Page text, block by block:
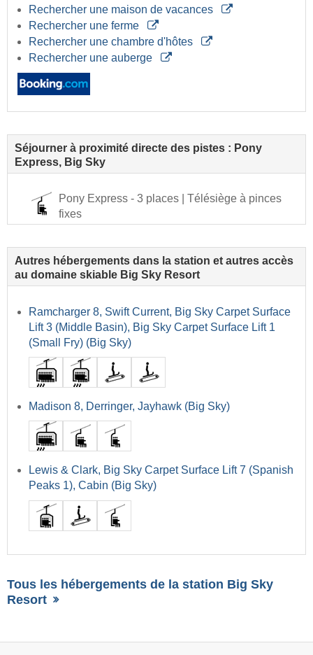
Rechercher une maison de vacances
Rechercher une ferme
Rechercher une chambre d'hôtes
Rechercher une auberge
Séjourner à proximité directe des pistes : Pony
Express, Big Sky
Pony Express - 3 places | Télésiège à pinces
fixes
Autres hébergements dans la station et autres accès
au domaine skiable Big Sky Resort
Ramcharger 8, Swift Current, Big Sky Carpet Surface
Lift 3 (Middle Basin), Big Sky Carpet Surface Lift 1
(Small Fry) (Big Sky)
Madison 8, Derringer, Jayhawk (Big Sky)
Lewis & Clark, Big Sky Carpet Surface Lift 7 (Spanish
Peaks 1), Cabin (Big Sky)
Tous les hébergements de la station Big Sky
Resort